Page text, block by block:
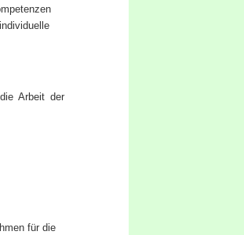
Arbeit der
für die